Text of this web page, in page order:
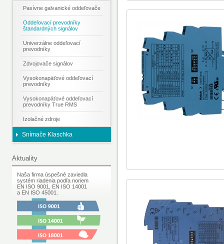
Pasívne galvanické oddeľovače
Oddeľovací prevodníky
štandardných signálov
Univerzálne oddeľovací
prevodníky
Zdvojovače signálov
Vysokonapäťové oddeľovací
prevodníky
Vysokonapäťové oddeľovací
prevodníky True RMS
Izolačné zdroje
Snímače Klaschka
Aktuality
Naša firma úspešné zaviedla
systém riadenia podľa noriem
EN ISO 9001, EN ISO 14001
a EN ISO 45001.